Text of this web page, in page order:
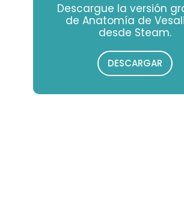
Descargue la versión
de Anatomía de
desde Steam.
DESCARGAR